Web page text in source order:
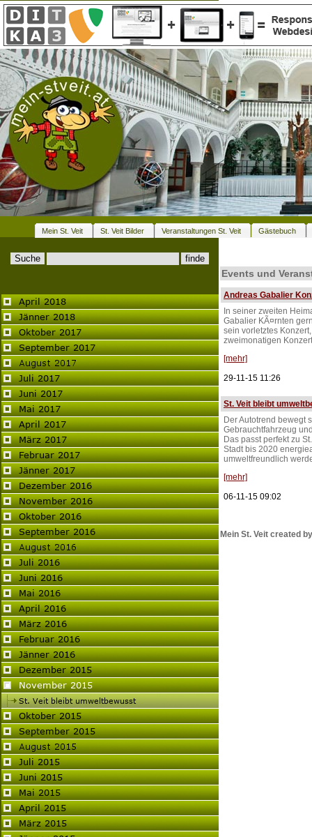
Mein St. Veit St. Veit Bilder Veranstaltungen St. Veit Gästebuch
Events und
Andreas Gabalier
In seiner zweiten
Gabalier KÃ¤rnten
sein vorletztes
zweimonatigen
[mehr]
29-11-15 11:26
St. Veit bleibt
Der Autotrend bewegt
Gebrauchtfahrzeug
Das passt perfekt zu
Stadt bis 2020
umweltfreundlich
[mehr]
06-11-15 09:02
Mein St. Veit created